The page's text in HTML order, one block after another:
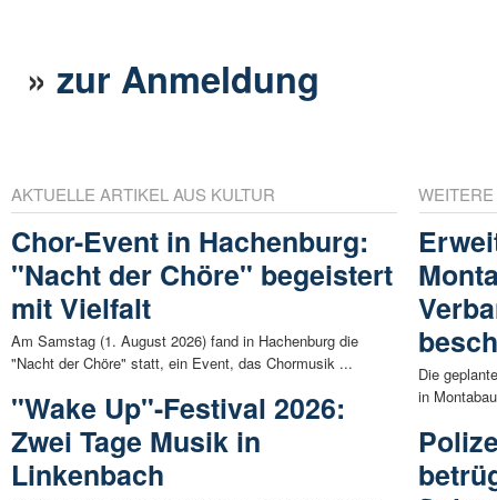
»zur Anmeldung
AKTUELLE ARTIKEL AUS KULTUR
Chor-Event in Hachenburg:
"Nacht der Chöre" begeistert
mit Vielfalt
Am Samstag (1. August 2026) fand in Hachenburg die
"Nacht der Chöre" statt, ein Event, das Chormusik ...
"Wake Up"-Festival 2026:
Zwei Tage Musik in
Linkenbach
Die
in